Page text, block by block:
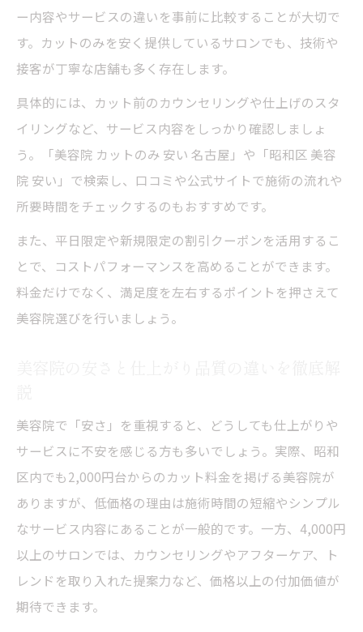
ー内容やサービスの違いを事前に比較することが大切で
す。カットのみを安く提供しているサロンでも、技術や
接客が丁寧な店舗も多く存在します。
具体的には、カット前のカウンセリングや仕上げのスタ
イリングなど、サービス内容をしっかり確認しましょ
う。「美容院 カットのみ 安い 名古屋」や「昭和区 美容
院 安い」で検索し、口コミや公式サイトで施術の流れや
所要時間をチェックするのもおすすめです。
また、平日限定や新規限定の割引クーポンを活用するこ
とで、コストパフォーマンスを高めることができます。
料金だけでなく、満足度を左右するポイントを押さえて
美容院選びを行いましょう。
美容院で「安さ」を重視すると、どうしても仕上がりや
サービスに不安を感じる方も多いでしょう。実際、昭和
区内でも2,000円台からのカット料金を掲げる美容院が
ありますが、低価格の理由は施術時間の短縮やシンプル
なサービス内容にあることが一般的です。一方、4,000円
以上のサロンでは、カウンセリングやアフターケア、ト
レンドを取り入れた提案力など、価格以上の付加価値が
期待できます。